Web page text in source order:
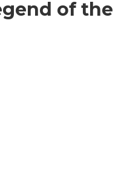
of the